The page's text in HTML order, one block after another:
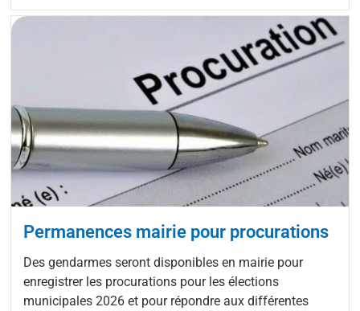
Permanences mairie pour procurations
Des gendarmes seront disponibles en mairie pour
enregistrer les procurations pour les élections
municipales 2026 et pour répondre aux différentes